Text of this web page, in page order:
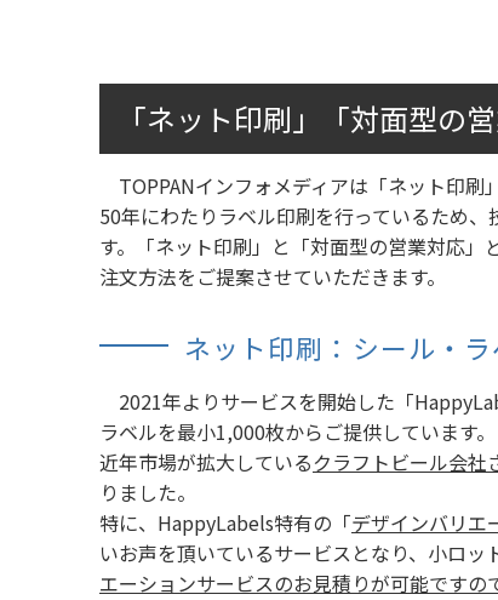
「ネット印刷」「対面型の
TOPPANインフォメディアは「ネット印刷
50年にわたりラベル印刷を行っているため
す。「ネット印刷」と「対面型の営業対応」
注文方法をご提案させていただきます。
ネット印刷：シール・
2021年よりサービスを開始した「
ラベルを最小1,000枚からご提供しています。
近年市場が拡大しているクラフトビール会社
りました。
特に、HappyLabels特有の「デザインバリエ
いお声を頂いているサービスとなり、小ロッ
エーションサービスのお見積りが可能ですの